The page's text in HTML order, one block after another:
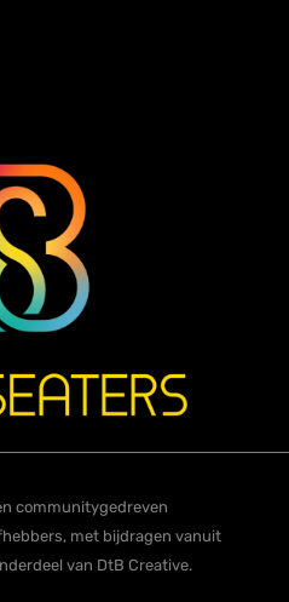
communitygedreven
met bijdragen vanuit
van DtB Creative.